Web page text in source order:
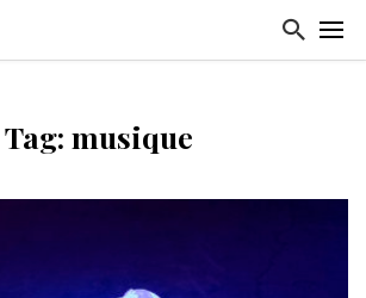
Tag: musique